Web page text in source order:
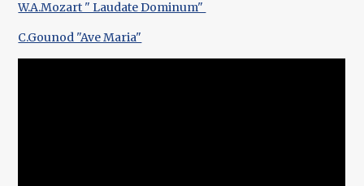
W.A.Mozart " Laudate Dominum"
C.Gounod "Ave Maria"